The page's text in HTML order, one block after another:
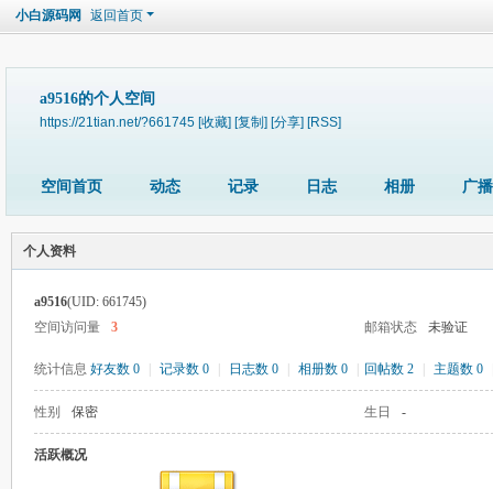
小白源码网 返回首页
a9516的个人空间
https://21tian.net/?661745 [收藏] [复制] [分享] [RSS]
空间首页 动态 记录 日志 相册 广播
个人资料
a9516(UID: 661745)
空间访问量
3 邮箱状态 未验证
统计信息 好友数 0 记录数 0 日志数 0 相册数 0 回帖数 2 主题数 0
性别 保密 生日 -
活跃概况